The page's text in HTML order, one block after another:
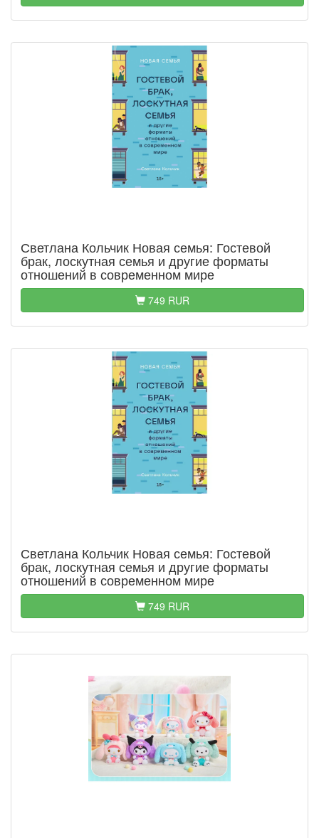
Светлана Кольчик Новая семья: Гостевой
брак, лоскутная семья и другие форматы
отношений в современном мире
749 RUR
Светлана Кольчик Новая семья: Гостевой
брак, лоскутная семья и другие форматы
отношений в современном мире
749 RUR